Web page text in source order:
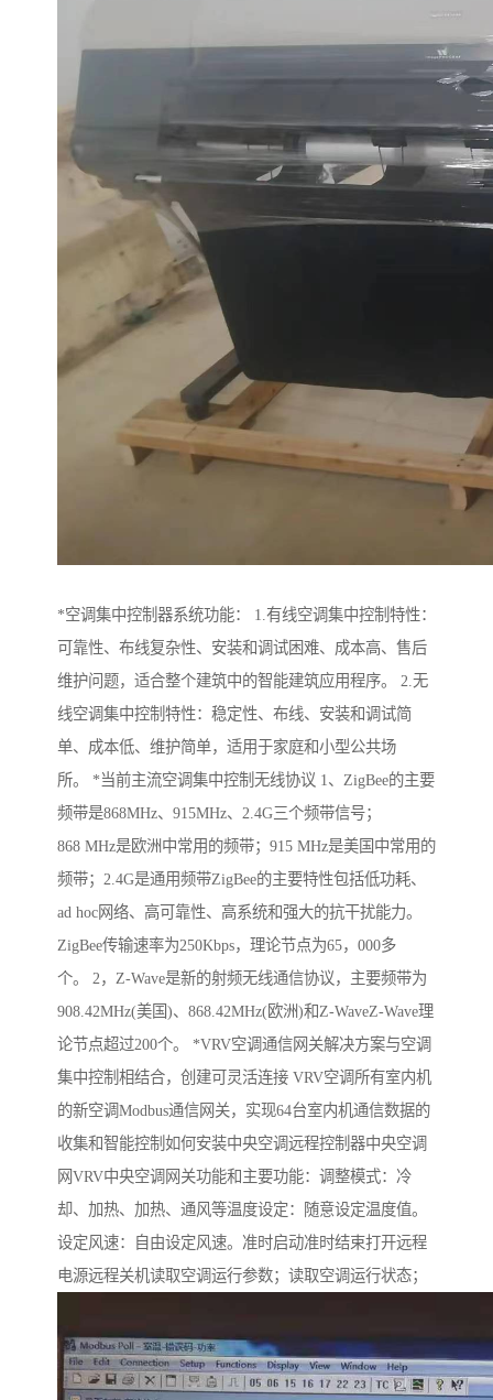
*空调集中控制器系统功能： 1.有线空调集中控制特性：
可靠性、布线复杂性、安装和调试困难、成本高、售后
维护问题，适合整个建筑中的智能建筑应用程序。 2.无
线空调集中控制特性：稳定性、布线、安装和调试简
单、成本低、维护简单，适用于家庭和小型公共场
所。 *当前主流空调集中控制无线协议 1、ZigBee的主要
频带是868MHz、915MHz、2.4G三个频带信号；
868 MHz是欧洲中常用的频带；915 MHz是美国中常用的
频带；2.4G是通用频带ZigBee的主要特性包括低功耗、
ad hoc网络、高可靠性、高系统和强大的抗干扰能力。
ZigBee传输速率为250Kbps，理论节点为65，000多
个。 2，Z-Wave是新的射频无线通信协议，主要频带为
908.42MHz(美国)、868.42MHz(欧洲)和Z-WaveZ-Wave理
论节点超过200个。 *VRV空调通信网关解决方案与空调
集中控制相结合，创建可灵活连接 VRV空调所有室内机
的新空调Modbus通信网关，实现64台室内机通信数据的
收集和智能控制如何安装中央空调远程控制器中央空调
网VRV中央空调网关功能和主要功能：调整模式：冷
却、加热、加热、通风等温度设定：随意设定温度值。
设定风速：自由设定风速。准时启动准时结束打开远程
电源远程关机读取空调运行参数；读取空调运行状态；